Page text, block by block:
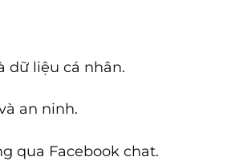
dữ liệu cá nhân.
an ninh.
qua Facebook chat.